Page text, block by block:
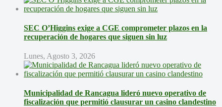
SEC O’Higgins exige a CGE comprometer plazos en la
recuperación de hogares que siguen sin luz
Lunes, Agosto 3, 2026
Municipalidad de Rancagua lideró nuevo operativo de
fiscalización que permitió clausurar un casino clandestino